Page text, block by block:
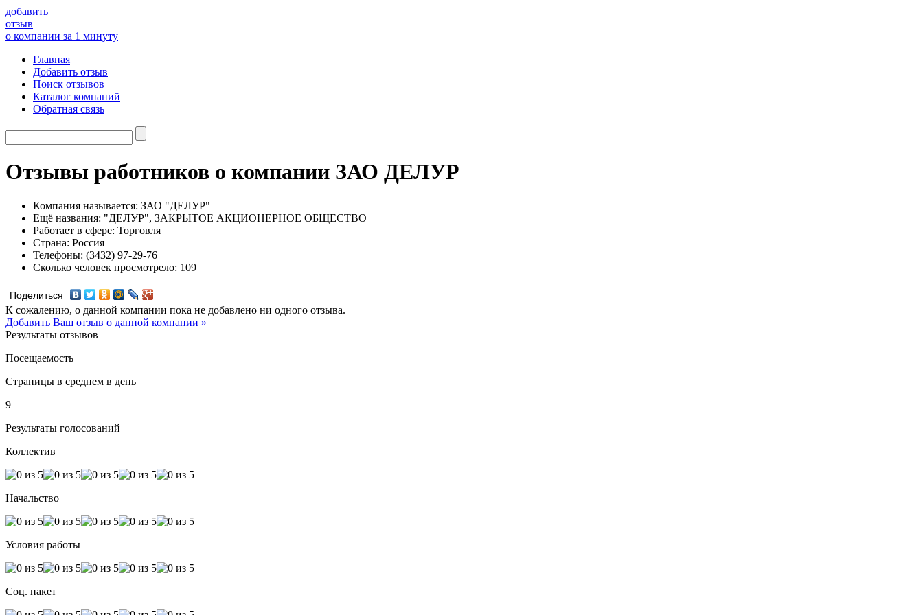
добавить
отзыв
о компании за 1 минуту
Главная
Добавить отзыв
Поиск отзывов
Каталог компаний
Обратная связь
Отзывы работников о компании ЗАО ДЕЛУР
Компания называется: ЗАО "ДЕЛУР"
Ещё названия: "ДЕЛУР", ЗАКРЫТОЕ АКЦИОНЕРНОЕ ОБЩЕСТВО
Работает в сфере: Торговля
Страна: Россия
Телефоны: (3432) 97-29-76
Сколько человек просмотрело: 109
Поделиться
К сожалению, о данной компании пока не добавлено ни одного отзыва.
Добавить Ваш отзыв о данной компании »
Результаты отзывов
Посещаемость
Страницы в среднем в день
9
Результаты голосований
Коллектив
Начальство
Условия работы
Соц. пакет